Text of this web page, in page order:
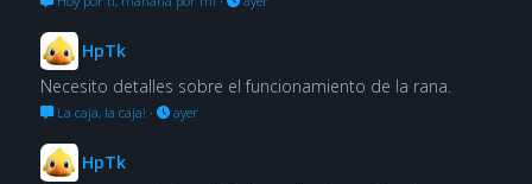
HpTk
Necesito detalles sobre el funcionamiento de la rana.
La caja, la caja! · ayer
HpTk